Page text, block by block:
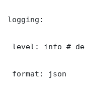
logging:
level: info #
format: json